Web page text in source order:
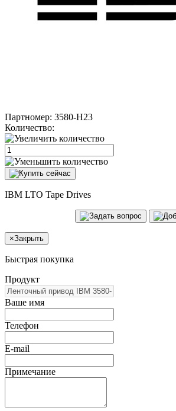
Партномер: 3580-H23
Количество:
IBM LTO Tape Drives
×Закрыть
Быстрая покупка
Продукт
Ваше имя
Телефон
E-mail
Примечание